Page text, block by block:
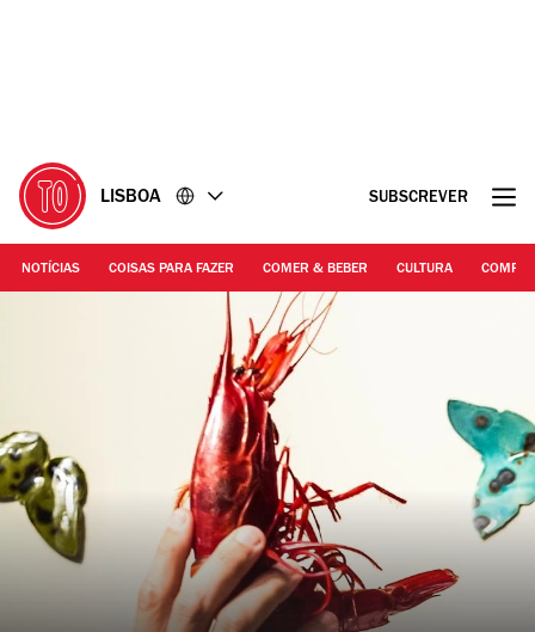
LISBOA SUBSCREVER
NOTÍCIAS COISAS PARA FAZER COMER & BEBER CULTURA